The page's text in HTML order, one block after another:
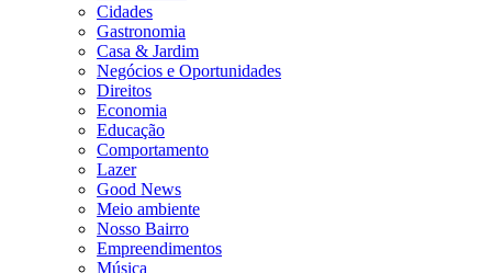
Cidades
Gastronomia
Casa & Jardim
Negócios e Oportunidades
Direitos
Economia
Educação
Comportamento
Lazer
Good News
Meio ambiente
Nosso Bairro
Empreendimentos
Música